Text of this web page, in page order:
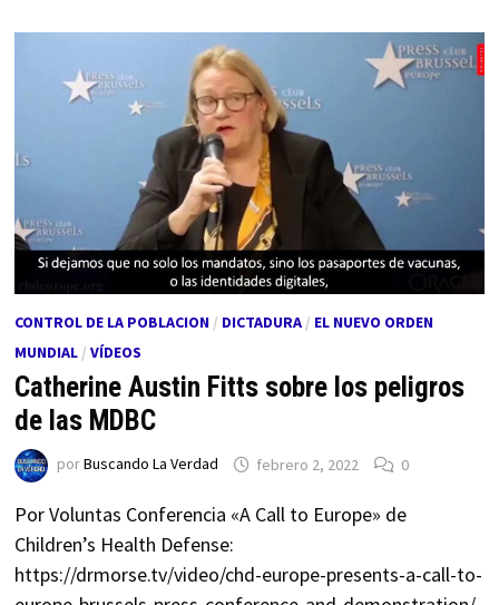
CONTROL DE LA POBLACION/ DICTADURA/ EL NUEVO ORDEN
MUNDIAL/ VÍDEOS
Catherine Austin Fitts sobre los peligros
de las MDBC
porBuscando La Verdad febrero 2, 2022 0
Por Voluntas Conferencia «A Call to Europe» de
Children’s Health Defense:
https://drmorse.tv/video/chd-europe-presents-a-call-to-